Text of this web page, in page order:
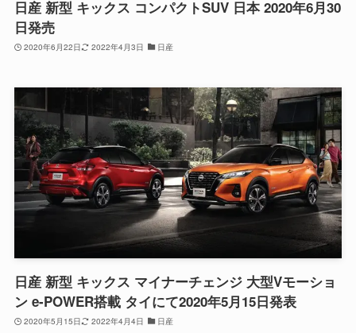
日産 新型 キックス コンパクトSUV 日本 2020年6月30
日発売
2020年6月22日 2022年4月3日 日産
日産 新型 キックス マイナーチェンジ 大型Vモーショ
ン e-POWER搭載 タイにて2020年5月15日発表
2020年5月15日 2022年4月4日 日産